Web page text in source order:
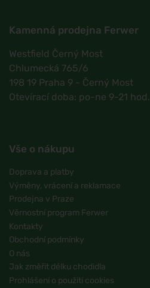
Kamenná prodejna Ferwer
Westfield Černý Most
Chlumecká 765/6
198 19 Praha 9 - Černý Most
Otevírací doba: po-ne 9-21 hod.
Vše o nákupu
Doprava a platby
Výměny, vrácení a reklamace
Prodejna v Praze
Věrnostní program Ferwer
Kontakty
Obchodní podmínky
O nás
Jak změřit délku chodidla
Prohlášení o použití cookies